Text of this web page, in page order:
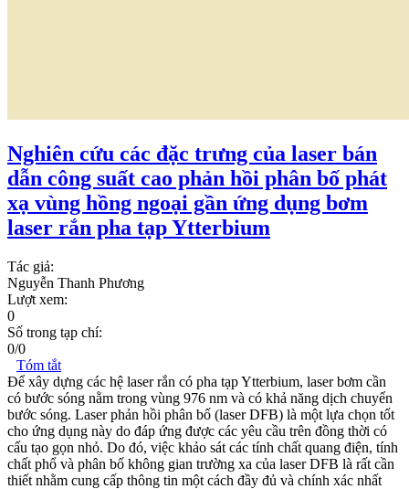
Nghiên cứu các đặc trưng của laser bán
dẫn công suất cao phản hồi phân bố phát
xạ vùng hồng ngoại gần ứng dụng bơm
laser rắn pha tạp Ytterbium
Tác giả:
Nguyễn Thanh Phương
Lượt xem:
0
Số trong tạp chí:
0/0
Tóm tắt
Để xây dựng các hệ laser rắn có pha tạp Ytterbium, laser bơm cần
có bước sóng nằm trong vùng 976 nm và có khả năng dịch chuyển
bước sóng. Laser phản hồi phân bố (laser DFB) là một lựa chọn tốt
cho ứng dụng này do đáp ứng được các yêu cầu trên đồng thời có
cấu tạo gọn nhỏ. Do đó, việc khảo sát các tính chất quang điện, tính
chất phổ và phân bố không gian trường xa của laser DFB là rất cần
thiết nhằm cung cấp thông tin một cách đầy đủ và chính xác nhất